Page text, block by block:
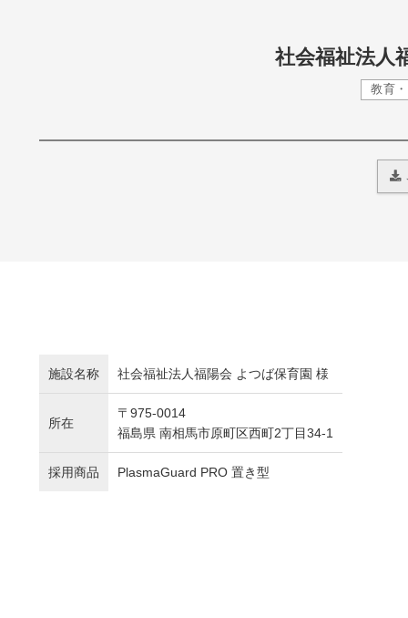
社会福祉法人
教育
施設名称 社会福祉法人福陽会 よつば保育園 様
所在
〒975-0014
福島県 南相馬市原町区西町2丁目34-1
採用商品 PlasmaGuard PRO 置き型